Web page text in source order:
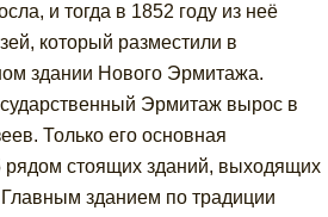
и тогда в 1852 году из неё
который разместили в
здании Нового Эрмитажа.
Эрмитаж вырос в
Только его основная
рядом стоящих зданий, выходящих
зданием по традиции